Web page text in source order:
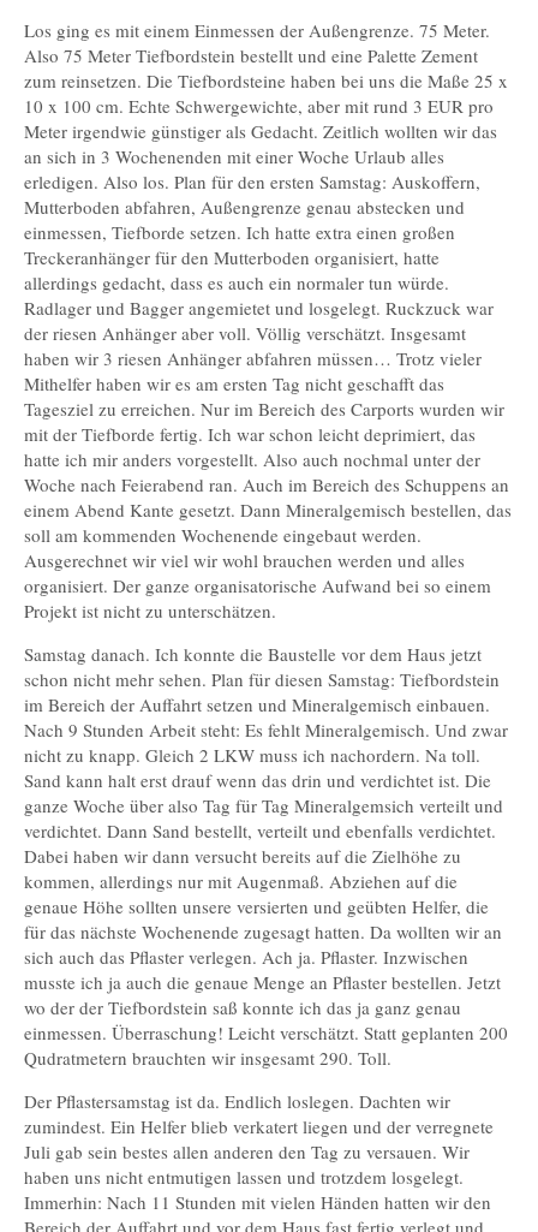
Los ging es mit einem Einmessen der Außengrenze. 75 Meter.
Also 75 Meter Tiefbordstein bestellt und eine Palette Zement
zum reinsetzen. Die Tiefbordsteine haben bei uns die Maße 25 x
10 x 100 cm. Echte Schwergewichte, aber mit rund 3 EUR pro
Meter irgendwie günstiger als Gedacht. Zeitlich wollten wir das
an sich in 3 Wochenenden mit einer Woche Urlaub alles
erledigen. Also los. Plan für den ersten Samstag: Auskoffern,
Mutterboden abfahren, Außengrenze genau abstecken und
einmessen, Tiefborde setzen. Ich hatte extra einen großen
Treckeranhänger für den Mutterboden organisiert, hatte
allerdings gedacht, dass es auch ein normaler tun würde.
Radlager und Bagger angemietet und losgelegt. Ruckzuck war
der riesen Anhänger aber voll. Völlig verschätzt. Insgesamt
haben wir 3 riesen Anhänger abfahren müssen… Trotz vieler
Mithelfer haben wir es am ersten Tag nicht geschafft das
Tagesziel zu erreichen. Nur im Bereich des Carports wurden wir
mit der Tiefborde fertig. Ich war schon leicht deprimiert, das
hatte ich mir anders vorgestellt. Also auch nochmal unter der
Woche nach Feierabend ran. Auch im Bereich des Schuppens an
einem Abend Kante gesetzt. Dann Mineralgemisch bestellen, das
soll am kommenden Wochenende eingebaut werden.
Ausgerechnet wir viel wir wohl brauchen werden und alles
organisiert. Der ganze organisatorische Aufwand bei so einem
Projekt ist nicht zu unterschätzen.
Samstag danach. Ich konnte die Baustelle vor dem Haus jetzt
schon nicht mehr sehen. Plan für diesen Samstag: Tiefbordstein
im Bereich der Auffahrt setzen und Mineralgemisch einbauen.
Nach 9 Stunden Arbeit steht: Es fehlt Mineralgemisch. Und zwar
nicht zu knapp. Gleich 2 LKW muss ich nachordern. Na toll.
Sand kann halt erst drauf wenn das drin und verdichtet ist. Die
ganze Woche über also Tag für Tag Mineralgemsich verteilt und
verdichtet. Dann Sand bestellt, verteilt und ebenfalls verdichtet.
Dabei haben wir dann versucht bereits auf die Zielhöhe zu
kommen, allerdings nur mit Augenmaß. Abziehen auf die
genaue Höhe sollten unsere versierten und geübten Helfer, die
für das nächste Wochenende zugesagt hatten. Da wollten wir an
sich auch das Pflaster verlegen. Ach ja. Pflaster. Inzwischen
musste ich ja auch die genaue Menge an Pflaster bestellen. Jetzt
wo der der Tiefbordstein saß konnte ich das ja ganz genau
einmessen. Überraschung! Leicht verschätzt. Statt geplanten 200
Qudratmetern brauchten wir insgesamt 290. Toll.
Der Pflastersamstag ist da. Endlich loslegen. Dachten wir
zumindest. Ein Helfer blieb verkatert liegen und der verregnete
Juli gab sein bestes allen anderen den Tag zu versauen. Wir
haben uns nicht entmutigen lassen und trotzdem losgelegt.
Immerhin: Nach 11 Stunden mit vielen Händen hatten wir den
Bereich der Auffahrt und vor dem Haus fast fertig verlegt und